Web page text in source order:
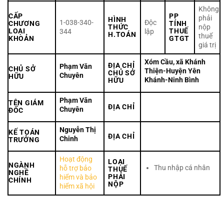
CẤP
CHƯƠNG
LOẠI
KHOẢN
1-038-340-
344
HÌNH
THỨC
H.TOÁN
Độc
lập
PP
TÍNH
THUẾ
GTGT
Không
phải
nộp
thuế
giá trị
CHỦ SỞ
HỮU
Phạm Văn
Chuyên
ĐỊA CHỈ
CHỦ SỞ
HỮU
Xóm Cầu, xã Khánh
Thiện-Huyện Yên
Khánh-Ninh Bình
TÊN GIÁM
ĐỐC
Phạm Văn
Chuyên
ĐỊA CHỈ
KẾ TOÁN
TRƯỞNG
Nguyễn Thị
Chinh
ĐỊA CHỈ
NGÀNH
NGHỀ
CHÍNH
Hoạt động
hỗ trợ bảo
hiểm và bảo
hiểm xã hội
LOẠI
THUẾ
PHẢI
NỘP
Thu nhập cá nhân